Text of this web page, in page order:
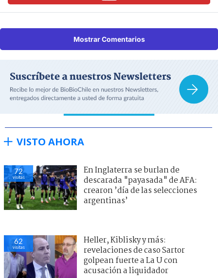
Mostrar Comentarios
VISTO AHORA
72
visitas
En Inglaterra se burlan de
descarada "payasada" de AFA:
crearon ’día de las selecciones
argentinas’
62
visitas
Heller, Kiblisky y más:
revelaciones de caso Sartor
golpean fuerte a La U con
acusación a liquidador